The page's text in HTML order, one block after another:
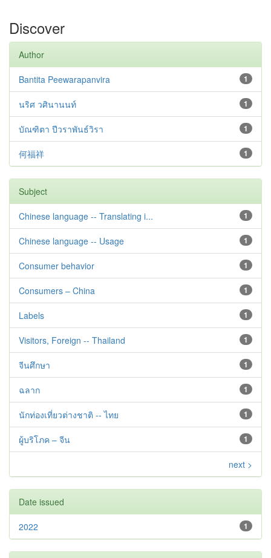
Discover
Author
1
Bantita Peewarapanvira
1
นริศ วศินานนท์
1
บัณฑิตา ปีวราพันธ์วิรา
1
何福祥
Subject
1
Chinese language -- Translating i...
1
Chinese language -- Usage
1
Consumer behavior
1
Consumers – China
1
Labels
1
Visitors, Foreign -- Thailand
1
จีนศึกษา
1
ฉลาก
1
นักท่องเที่ยวต่างชาติ -- ไทย
1
ผู้บริโภค – จีน
next >
Date issued
1
2022